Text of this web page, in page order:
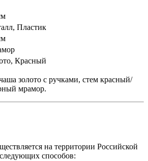
Пластик
Красный
золото с ручками, стем красный/
мрамор.
на территории Российской
способов: